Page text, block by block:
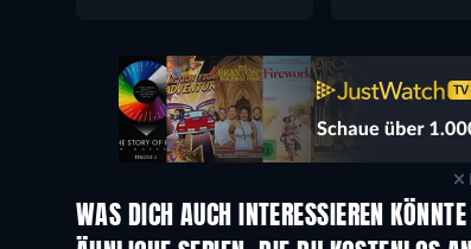
WAS DICH AUCH INTERESSIEREN KÖNNTE
Serie